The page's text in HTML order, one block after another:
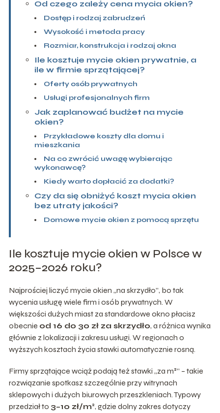
Od czego zależy cena mycia okien?
Dostęp i rodzaj zabrudzeń
Wysokość i metoda pracy
Rozmiar, konstrukcja i rodzaj okna
Ile kosztuje mycie okien prywatnie, a
ile w firmie sprzątającej?
Oferty osób prywatnych
Usługi profesjonalnych firm
Jak zaplanować budżet na mycie
okien?
Przykładowe koszty dla domu i
mieszkania
Na co zwrócić uwagę wybierając
wykonawcę?
Kiedy warto dopłacić za dodatki?
Czy da się obniżyć koszt mycia okien
bez utraty jakości?
Domowe mycie okien z pomocą sprzętu
Ile kosztuje mycie okien w Polsce w
2025–2026 roku?
Najprościej liczyć mycie okien „na skrzydło”, bo tak
wycenia usługę wiele firm i osób prywatnych. W
większości dużych miast za standardowe okno płacisz
obecnie od 16 do 30 zł za skrzydło, a różnica wynika
głównie z lokalizacji i zakresu usługi. W regionach o
wyższych kosztach życia stawki automatycznie rosną.
Firmy sprzątające wciąż podają też stawki „za m²” – takie
rozwiązanie spotkasz szczególnie przy witrynach
sklepowych i dużych biurowych przeszkleniach. Typowy
przedział to 3–10 zł/m², gdzie dolny zakres dotyczy